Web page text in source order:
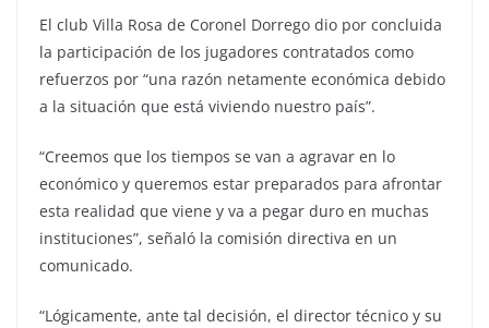
El club Villa Rosa de Coronel Dorrego dio por concluida
la participación de los jugadores contratados como
refuerzos por “una razón netamente económica debido
a la situación que está viviendo nuestro país”.
“Creemos que los tiempos se van a agravar en lo
económico y queremos estar preparados para afrontar
esta realidad que viene y va a pegar duro en muchas
instituciones”, señaló la comisión directiva en un
comunicado.
“Lógicamente, ante tal decisión, el director técnico y su